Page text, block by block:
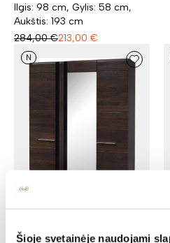
Šioje svetainėje naudojami
Ilgis: 98 cm, Gylis: 58 cm,
Aukštis: 193 cm
284,00 €213,00 €
N